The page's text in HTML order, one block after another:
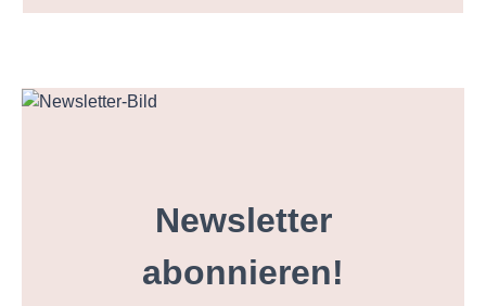
Newsletter
abonnieren!